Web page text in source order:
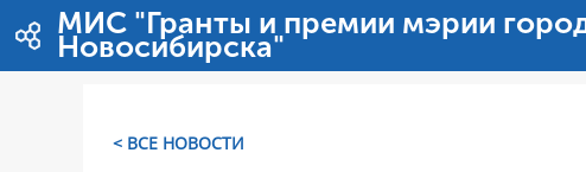
Перейти к содержимому
МИС "Гранты и премии мэрии
Новосибирска"
< ВСЕ НОВОСТИ